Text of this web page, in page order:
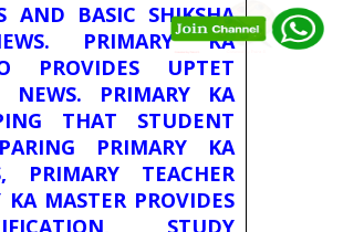
AND BASIC SHIKSHA
PRIMARY KA
PROVIDES UPTET
NEWS. PRIMARY KA
THAT STUDENT
PRIMARY KA
PRIMARY TEACHER
KA MASTER PROVIDES
STUDY